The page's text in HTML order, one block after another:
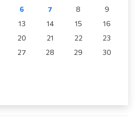
6 7 8
9
13 14 15
16
20 21 22
23
27 28 29
30